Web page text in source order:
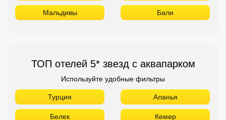
Мальдивы Бали
ТОП отелей 5* звезд с аквапарком
Используйте удобные фильтры
Турция Аланья
Белек Кемер